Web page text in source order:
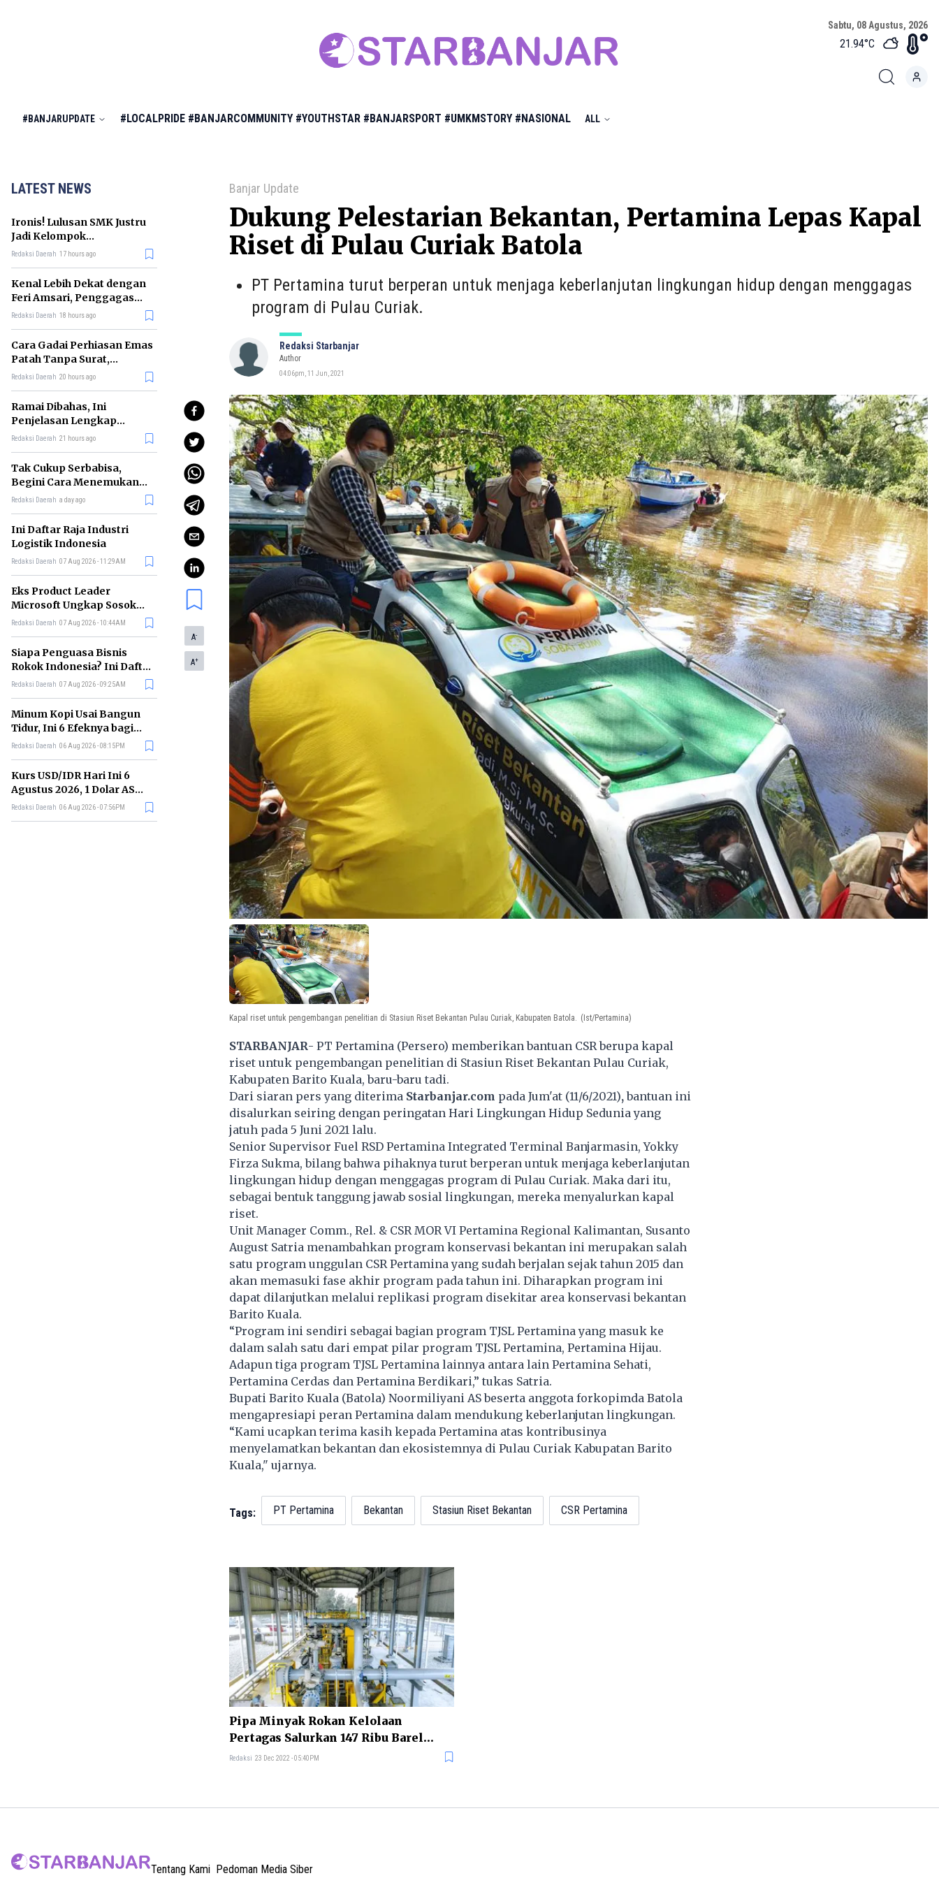
Sabtu, 08 Agustus, 2026
21.94°C
#BANJARUPDATE #LOCALPRIDE #BANJARCOMMUNITY #YOUTHSTAR #BANJARSPORT #UMKMSTORY #NASIONAL ALL
LATEST NEWS
Ironis! Lulusan SMK Justru
Jadi Kelompok
Pengangguran Terbanyak
Redaksi Daerah 17 hours ago
Kenal Lebih Dekat dengan
Feri Amsari, Penggagas
Kabinet Bayangan
Redaksi Daerah 18 hours ago
Cara Gadai Perhiasan Emas
Patah Tanpa Surat,
Ternyata Tetap Bisa!
Redaksi Daerah 20 hours ago
Ramai Dibahas, Ini
Penjelasan Lengkap
tentang Konsep Kabinet
Redaksi Daerah 21 hours ago
Tak Cukup Serbabisa,
Begini Cara Menemukan
'Spike' agar CV Dilirik HR
Redaksi Daerah a day ago
Ini Daftar Raja Industri
Logistik Indonesia
Redaksi Daerah 07 Aug 2026 - 11:29AM
Eks Product Leader
Microsoft Ungkap Sosok
yang Paling Cocok
Redaksi Daerah 07 Aug 2026 - 10:44AM
Siapa Penguasa Bisnis
Rokok Indonesia? Ini Daftar
Perusahaan Terbesarnya
Redaksi Daerah 07 Aug 2026 - 09:25AM
Minum Kopi Usai Bangun
Tidur, Ini 6 Efeknya bagi
Kesehatan Tubuh
Redaksi Daerah 06 Aug 2026 - 08:15PM
Kurs USD/IDR Hari Ini 6
Agustus 2026, 1 Dolar AS
Kini Berapa Rupiah?
Redaksi Daerah 06 Aug 2026 - 07:56PM
Banjar Update
Dukung Pelestarian Bekantan, Pertamina Lepas Kapal
Riset di Pulau Curiak Batola
PT Pertamina turut berperan untuk menjaga keberlanjutan lingkungan hidup dengan menggagas
program di Pulau Curiak.
Redaksi Starbanjar
Author
04:06pm, 11 Jun, 2021
A-
A+
Kapal riset untuk pengembangan penelitian di Stasiun Riset Bekantan Pulau Curiak, Kabupaten Batola. (Ist/Pertamina)
STARBANJAR- PT Pertamina (Persero) memberikan bantuan CSR berupa kapal
riset untuk pengembangan penelitian di Stasiun Riset Bekantan Pulau Curiak,
Kabupaten Barito Kuala, baru-baru tadi.
Dari siaran pers yang diterimaStarbanjar.com pada Jum'at (11/6/2021),bantuan ini
disalurkan seiring dengan peringatan Hari Lingkungan Hidup Sedunia yang
jatuh pada 5 Juni 2021 lalu.
Senior Supervisor Fuel RSD Pertamina Integrated Terminal Banjarmasin, Yokky
Firza Sukma, bilang bahwa pihaknya turut berperan untuk menjaga keberlanjutan
lingkungan hidup dengan menggagas program di Pulau Curiak. Maka dari itu,
sebagai bentuk tanggung jawab sosial lingkungan, mereka menyalurkan kapal
riset.
Unit Manager Comm., Rel. & CSR MOR VI Pertamina Regional Kalimantan, Susanto
August Satria menambahkan program konservasi bekantan ini merupakan salah
satu program unggulan CSR Pertamina yang sudah berjalan sejak tahun 2015 dan
akan memasuki fase akhir program pada tahun ini. Diharapkan program ini
dapat dilanjutkan melalui replikasi program disekitar area konservasi bekantan
Barito Kuala.
“Program ini sendiri sebagai bagian program TJSL Pertamina yang masuk ke
dalam salah satu dari empat pilar program TJSL Pertamina, Pertamina Hijau.
Adapun tiga program TJSL Pertamina lainnya antara lain Pertamina Sehati,
Pertamina Cerdas dan Pertamina Berdikari,” tukas Satria.
Bupati Barito Kuala (Batola) Noormiliyani AS beserta anggota forkopimda Batola
mengapresiapi peran Pertamina dalam mendukung keberlanjutan lingkungan.
“Kami ucapkan terima kasih kepada Pertamina atas kontribusinya
menyelamatkan bekantan dan ekosistemnya di Pulau Curiak Kabupatan Barito
Kuala," ujarnya.
Tags: PT Pertamina Bekantan Stasiun Riset Bekantan CSR Pertamina
Pipa Minyak Rokan Kelolaan
Pertagas Salurkan 147 Ribu Barel
Minyak Perhari
Redaksi 23 Dec 2022 - 05:40PM
Tentang Kami Pedoman Media Siber